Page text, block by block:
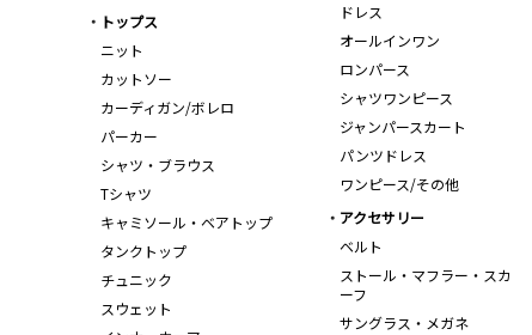
トップス
ニット
カットソー
カーディガン/ボレロ
パーカー
シャツ・ブラウス
Tシャツ
キャミソール・ベアトップ
タンクトップ
チュニック
スウェット
ドレス
オールインワン
ロンパース
シャツワンピース
ジャンパースカート
パンツドレス
ワンピース/その他
アクセサリー
ベルト
ストール・マフラー・スカ
ーフ
サングラス・メガネ